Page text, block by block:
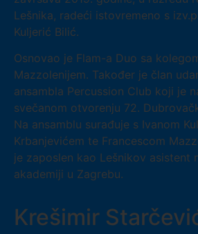
Lešnika, radeći istovremeno s
Kuljerić Bilić.
Osnovao je Flam-a Duo sa
Mazzolenijem. Također je član
ansambla Percussion Club koji je
svečanom otvorenju 72.
Na ansamblu surađuje s Ivanom
Krbanjevićem te Francescom
je zaposlen kao Lešnikov asistent
akademiji u Zagrebu.
Krešimir